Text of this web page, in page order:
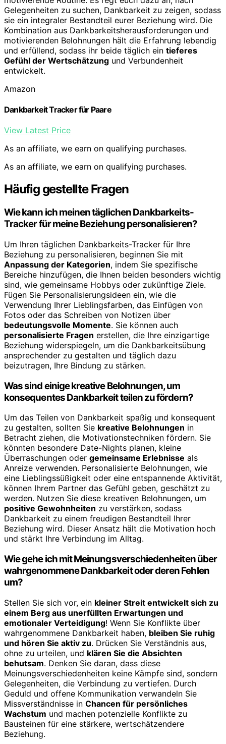
Gelegenheiten zu suchen, Dankbarkeit zu zeigen, sodass
sie ein integraler Bestandteil eurer Beziehung wird. Die
Kombination aus Dankbarkeitsherausforderungen und
motivierenden Belohnungen hält die Erfahrung lebendig
und erfüllend, sodass ihr beide täglich ein tieferes
Gefühl der Wertschätzung und Verbundenheit
entwickelt.
Amazon
Dankbarkeit Tracker für Paare
View Latest Price
As an affiliate, we earn on qualifying purchases.
As an affiliate, we earn on qualifying purchases.
Häufig gestellte Fragen
Wie kann ich meinen täglichen Dankbarkeits-
Tracker für meine Beziehung personalisieren?
Um Ihren täglichen Dankbarkeits-Tracker für Ihre
Beziehung zu personalisieren, beginnen Sie mit
Anpassung der Kategorien, indem Sie spezifische
Bereiche hinzufügen, die Ihnen beiden besonders wichtig
sind, wie gemeinsame Hobbys oder zukünftige Ziele.
Fügen Sie Personalisierungsideen ein, wie die
Verwendung Ihrer Lieblingsfarben, das Einfügen von
Fotos oder das Schreiben von Notizen über
bedeutungsvolle Momente. Sie können auch
personalisierte Fragen erstellen, die Ihre einzigartige
Beziehung widerspiegeln, um die Dankbarkeitsübung
ansprechender zu gestalten und täglich dazu
beizutragen, Ihre Bindung zu stärken.
Was sind einige kreative Belohnungen, um
konsequentes Dankbarkeit teilen zu fördern?
Um das Teilen von Dankbarkeit spaßig und konsequent
zu gestalten, sollten Sie kreative Belohnungen in
Betracht ziehen, die Motivationstechniken fördern. Sie
könnten besondere Date-Nights planen, kleine
Überraschungen oder gemeinsame Erlebnisse als
Anreize verwenden. Personalisierte Belohnungen, wie
eine Lieblingssüßigkeit oder eine entspannende Aktivität,
können Ihrem Partner das Gefühl geben, geschätzt zu
werden. Nutzen Sie diese kreativen Belohnungen, um
positive Gewohnheiten zu verstärken, sodass
Dankbarkeit zu einem freudigen Bestandteil Ihrer
Beziehung wird. Dieser Ansatz hält die Motivation hoch
und stärkt Ihre Verbindung im Alltag.
Wie gehe ich mit Meinungsverschiedenheiten über
wahrgenommene Dankbarkeit oder deren Fehlen
um?
Stellen Sie sich vor, ein kleiner Streit entwickelt sich zu
einem Berg aus unerfüllten Erwartungen und
emotionaler Verteidigung! Wenn Sie Konflikte über
wahrgenommene Dankbarkeit haben, bleiben Sie ruhig
und hören Sie aktiv zu. Drücken Sie Verständnis aus,
ohne zu urteilen, und klären Sie die Absichten
behutsam. Denken Sie daran, dass diese
Meinungsverschiedenheiten keine Kämpfe sind, sondern
Gelegenheiten, die Verbindung zu vertiefen. Durch
Geduld und offene Kommunikation verwandeln Sie
Missverständnisse in Chancen für persönliches
Wachstum und machen potenzielle Konflikte zu
Bausteinen für eine stärkere, wertschätzendere
Beziehung.